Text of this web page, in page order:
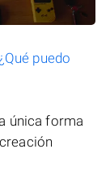
puedo
única forma